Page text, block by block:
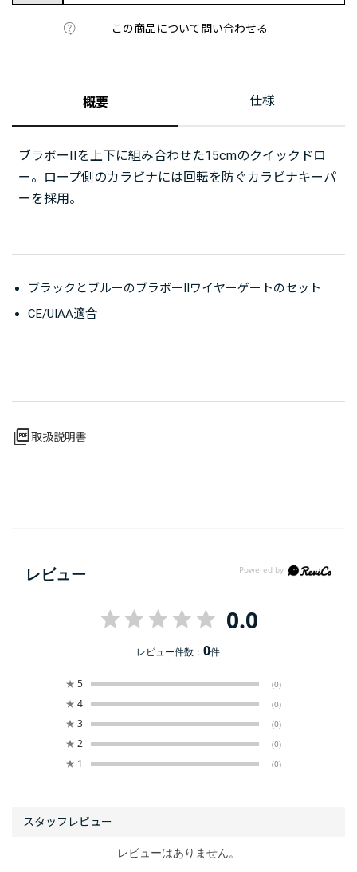
この商品について問い合わせる
概要 仕様
ブラボーIIを上下に組み合わせた15cmのクイックドロ
ー。ロープ側のカラビナには回転を防ぐカラビナキーパ
ーを採用。
ブラックとブルーのブラボーIIワイヤーゲートのセット
CE/UIAA適合
picture_as_pdf取扱説明書
レビュー
0.0
レビュー件数：0件
★ 5 (0)
★ 4 (0)
★ 3 (0)
★ 2 (0)
★ 1 (0)
レビューはありません。